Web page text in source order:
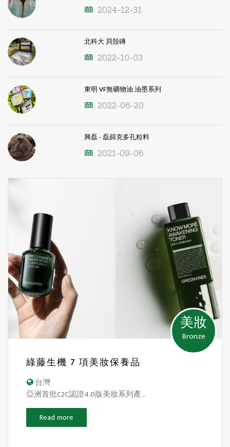
2024-12-31
北科大 貝殼磚
2022-10-03
東明 VF無礦物油 油墨系列
2022-06-20
興磊 - 磊篩克多孔粒料
2021-09-06
美妝
Bronze
綠藤生機 7 項美妝保養品
台灣
亞洲首批C2C認證4.0版美妝系列產...
Read more